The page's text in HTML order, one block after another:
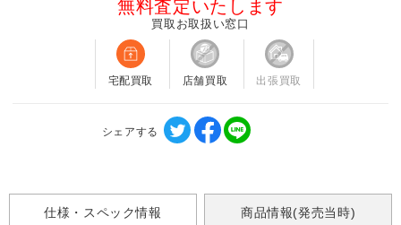
無料査定いたします
買取お取扱い窓口
宅配買取 店舗買取 出張買取
シェアする
仕様・スペック情報 商品情報(発売当時)